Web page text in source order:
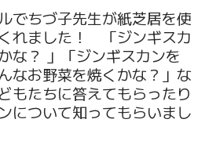
でちづ子先生が紙芝居を使
れました！ 「ジンギスカ
な？ 」「ジンギスカンを
なお野菜を焼くかな？」な
もたちに答えてもらったり
について知ってもらいまし